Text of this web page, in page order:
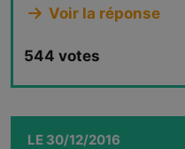
Voir la réponse
544 votes
LE 30/12/2016